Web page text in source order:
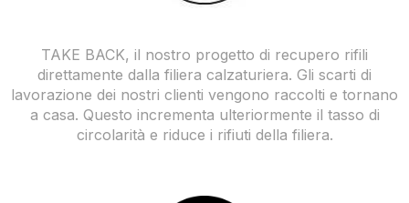
TAKE BACK, il nostro progetto di recupero rifili
direttamente dalla filiera calzaturiera. Gli scarti di
lavorazione dei nostri clienti vengono raccolti e tornano
a casa. Questo incrementa ulteriormente il tasso di
circolarità e riduce i rifiuti della filiera.